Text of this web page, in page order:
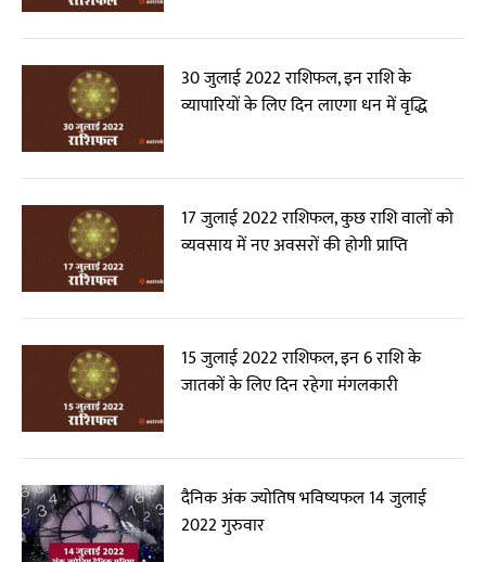
30 जुलाई 2022 राशिफल, इन राशि के
व्यापारियों के लिए दिन लाएगा धन में वृद्धि
17 जुलाई 2022 राशिफल, कुछ राशि वालों को
व्यवसाय में नए अवसरों की होगी प्राप्ति
15 जुलाई 2022 राशिफल, इन 6 राशि के
जातकों के लिए दिन रहेगा मंगलकारी
दैनिक अंक ज्योतिष भविष्यफल 14 जुलाई
2022 गुरुवार